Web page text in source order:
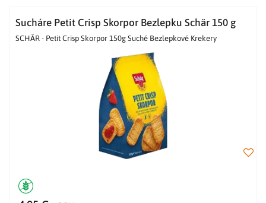
Sucháre Petit Crisp Skorpor Bezlepku Schär 150 g
SCHÄR - Petit Crisp Skorpor 150g Suché Bezlepkové Krekery